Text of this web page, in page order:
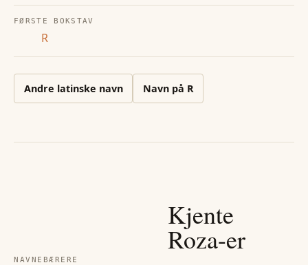
FØRSTE BOKSTAV
R
Andre latinske navn Navn på R
NAVNEBÆRERE
Kjente
Roza-er